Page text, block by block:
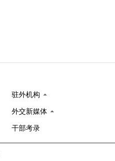
驻外机构
外交新媒体
干部考录